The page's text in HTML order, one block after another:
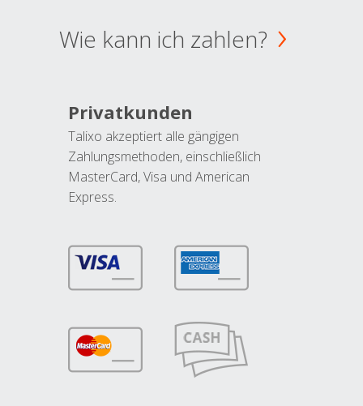
Wie kann ich zahlen?
Privatkunden
Talixo akzeptiert alle gängigen
Zahlungsmethoden, einschließlich
MasterCard, Visa und American
Express.